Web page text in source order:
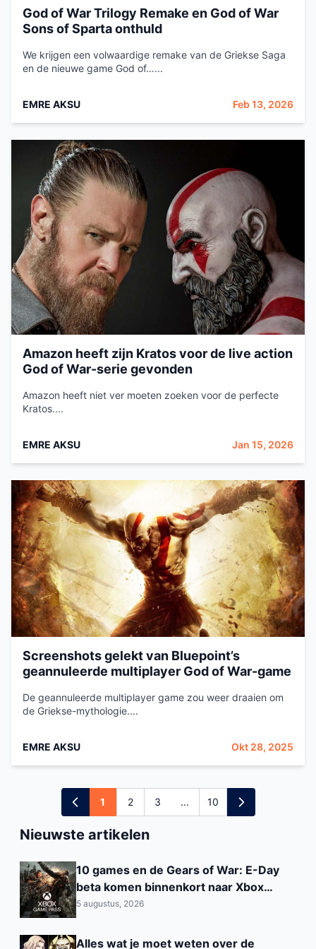
God of War Trilogy Remake en God of War
Sons of Sparta onthuld
We krijgen een volwaardige remake van de Griekse Saga
en de nieuwe game God of…...
EMRE AKSU Feb 13, 2026
Amazon heeft zijn Kratos voor de live action
God of War-serie gevonden
Amazon heeft niet ver moeten zoeken voor de perfecte
Kratos....
EMRE AKSU Jan 15, 2026
Screenshots gelekt van Bluepoint’s
geannuleerde multiplayer God of War-game
De geannuleerde multiplayer game zou weer draaien om
de Griekse-mythologie....
EMRE AKSU Okt 28, 2025
1 2 3 ... 10
Nieuwste artikelen
10 games en de Gears of War: E-Day
beta komen binnenkort naar Xbox
Game Pass
5 augustus, 2026
Alles wat je moet weten over de